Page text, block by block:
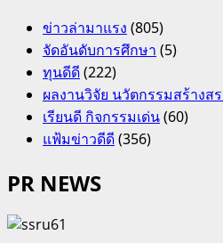
ข่าวล่ามาแรง (805)
จัดอันดับการศึกษา (5)
ทุนดีดี(222)
ผลงานวิจัย นวัตกรรมสร้างส
เรียนดี กิจกรรมเด่น(60)
แฟ้มข่าวดีดี(356)
PR NEWS